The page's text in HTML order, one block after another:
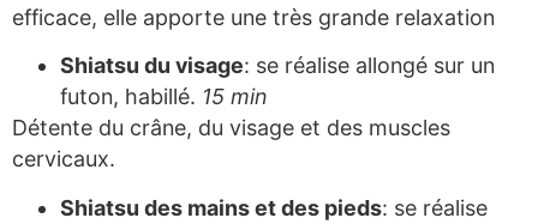
efficace, elle apporte une très grande relaxation
Shiatsu du visage: se réalise allongé sur un
futon, habillé. 15 min
Détente du crâne, du visage et des muscles
cervicaux.
Shiatsu des mains et des pieds: se réalise